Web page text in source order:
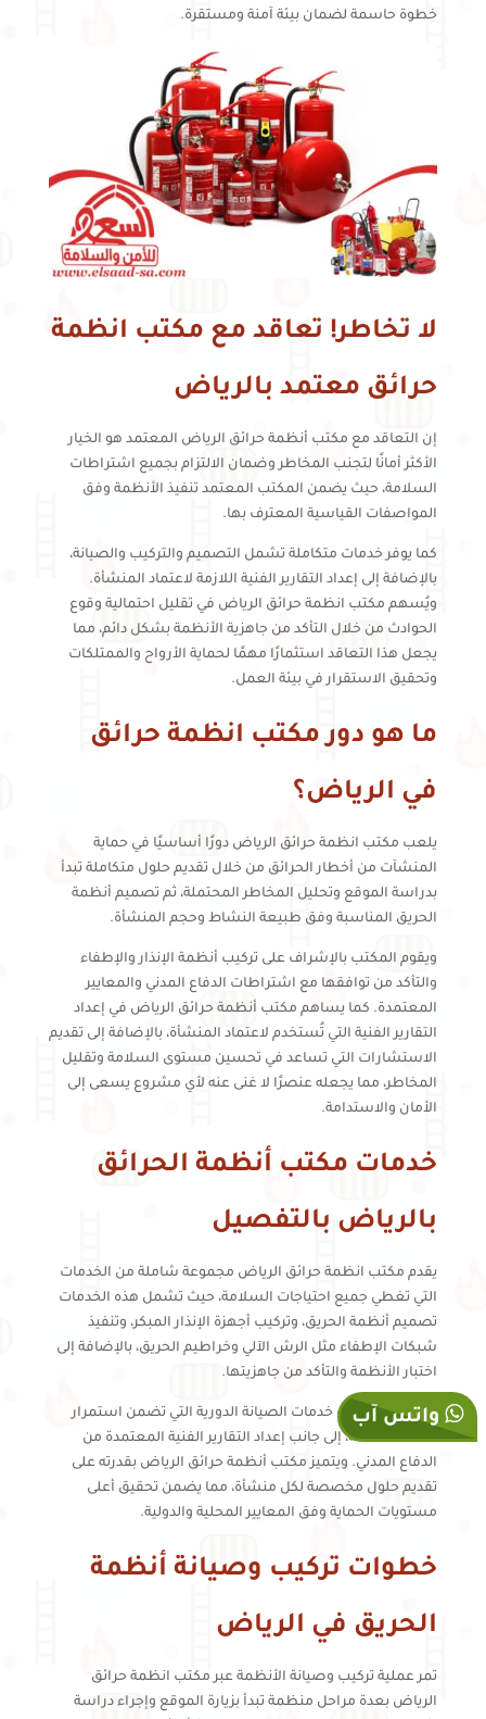
خطوة حاسمة لضمان بيئة آمنة ومستقرة.
لا تخاطر! تعاقد مع مكتب انظمة
حرائق معتمد بالرياض
إن التعاقد مع مكتب أنظمة حرائق الرياض المعتمد هو الخيار
الأكثر أمانًا لتجنب المخاطر وضمان الالتزام بجميع اشتراطات
السلامة، حيث يضمن المكتب المعتمد تنفيذ الأنظمة وفق
المواصفات القياسية المعترف بها.
كما يوفر خدمات متكاملة تشمل التصميم والتركيب والصيانة،
بالإضافة إلى إعداد التقارير الفنية اللازمة لاعتماد المنشأة.
ويُسهم مكتب انظمة حرائق الرياض في تقليل احتمالية وقوع
الحوادث من خلال التأكد من جاهزية الأنظمة بشكل دائم، مما
يجعل هذا التعاقد استثمارًا مهمًا لحماية الأرواح والممتلكات
وتحقيق الاستقرار في بيئة العمل.
ما هو دور مكتب انظمة حرائق
في الرياض؟
يلعب مكتب انظمة حرائق الرياض دورًا أساسيًا في حماية
المنشآت من أخطار الحرائق من خلال تقديم حلول متكاملة تبدأ
بدراسة الموقع وتحليل المخاطر المحتملة، ثم تصميم أنظمة
الحريق المناسبة وفق طبيعة النشاط وحجم المنشأة.
ويقوم المكتب بالإشراف على تركيب أنظمة الإنذار والإطفاء
والتأكد من توافقها مع اشتراطات الدفاع المدني والمعايير
المعتمدة. كما يساهم مكتب أنظمة حرائق الرياض في إعداد
التقارير الفنية التي تُستخدم لاعتماد المنشأة، بالإضافة إلى تقديم
الاستشارات التي تساعد في تحسين مستوى السلامة وتقليل
المخاطر، مما يجعله عنصرًا لا غنى عنه لأي مشروع يسعى إلى
الأمان والاستدامة.
خدمات مكتب أنظمة الحرائق
بالرياض بالتفصيل
يقدم مكتب انظمة حرائق الرياض مجموعة شاملة من الخدمات
التي تغطي جميع احتياجات السلامة، حيث تشمل هذه الخدمات
تصميم أنظمة الحريق، وتركيب أجهزة الإنذار المبكر، وتنفيذ
شبكات الإطفاء مثل الرش الآلي وخراطيم الحريق، بالإضافة إلى
اختبار الأنظمة والتأكد من جاهزيتها.
كما يوفر المكتب خدمات الصيانة الدورية التي تضمن استمرار
كفاءة الأنظمة، إلى جانب إعداد التقارير الفنية المعتمدة من
الدفاع المدني. ويتميز مكتب أنظمة حرائق الرياض بقدرته على
تقديم حلول مخصصة لكل منشأة، مما يضمن تحقيق أعلى
مستويات الحماية وفق المعايير المحلية والدولية.
خطوات تركيب وصيانة أنظمة
الحريق في الرياض
تمر عملية تركيب وصيانة الأنظمة عبر مكتب انظمة حرائق
الرياض بعدة مراحل منظمة تبدأ بزيارة الموقع وإجراء دراسة
واتس آب